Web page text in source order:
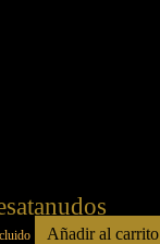
Añadir al carrito